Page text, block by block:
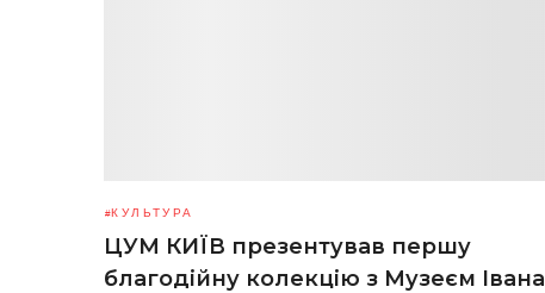
КУЛЬТУРА
ЦУМ КИЇВ презентував першу
благодійну колекцію з Музеєм Івана